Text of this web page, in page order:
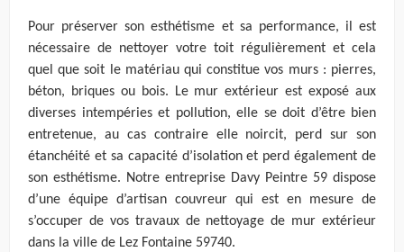
Pour préserver son esthétisme et sa performance, il est
nécessaire de nettoyer votre toit régulièrement et cela
quel que soit le matériau qui constitue vos murs : pierres,
béton, briques ou bois. Le mur extérieur est exposé aux
diverses intempéries et pollution, elle se doit d’être bien
entretenue, au cas contraire elle noircit, perd sur son
étanchéité et sa capacité d’isolation et perd également de
son esthétisme. Notre entreprise Davy Peintre 59 dispose
d’une équipe d’artisan couvreur qui est en mesure de
s’occuper de vos travaux de nettoyage de mur extérieur
dans la ville de Lez Fontaine 59740.